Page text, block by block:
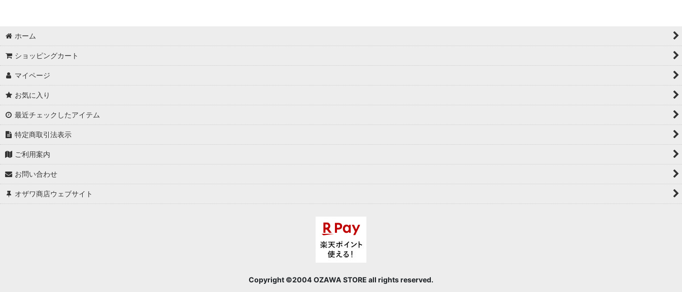
ホーム
ショッピングカート
マイページ
お気に入り
最近チェックしたアイテム
特定商取引法表示
ご利用案内
お問い合わせ
オザワ商店ウェブサイト
Copyright ©2004 OZAWA STORE all rights reserved.